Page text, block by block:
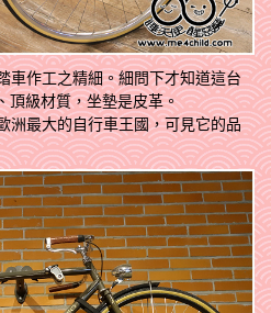
車作工之精細。細問下才知道這台
頂級材質，坐墊是皮革。
洲最大的自行車王國，可見它的品